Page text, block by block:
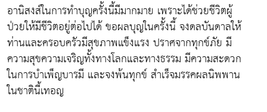
อานิสงส์ในการทำบุญครั้งนี้มีมากมาย เพราะได้ช่วยชีวิตผู้
ป่วยให้มีชีวิตอยู่ต่อไปได้ ขอผลบุญในครั้งนี้ จงดลบันดาลให้
ท่านและครอบครัวมีสุขภาพแข็งแรง ปราศจากทุกข์ภัย มี
ความสุขความเจริญทั้งทางโลกและทางธรรม มีความสะดวก
ในการบำเพ็ญบารมี และจงพ้นทุกข์ สำเร็จมรรคผลนิพพาน
ในชาตินี้เทอญ